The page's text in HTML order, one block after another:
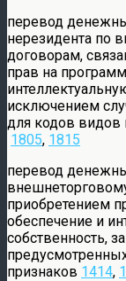
перевод
нерезидента по
договорам,
прав на
исключением
для кодов видов
1805, 1815
перевод
приобретением
обеспечение и
собственность,
признаков 1414,